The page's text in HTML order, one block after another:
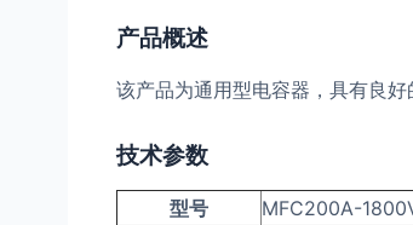
产品概述
该产品为通用型电容器，具有良
技术参数
型号
MFC200A-